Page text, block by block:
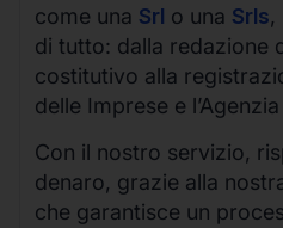
come una Srl o una Srls,
di tutto: dalla redazione
costitutivo alla
delle Imprese e
Con il nostro servizio,
denaro, grazie alla
che garantisce un